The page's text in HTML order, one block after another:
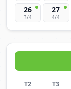
26
3/4
27
4/4
T2 T3